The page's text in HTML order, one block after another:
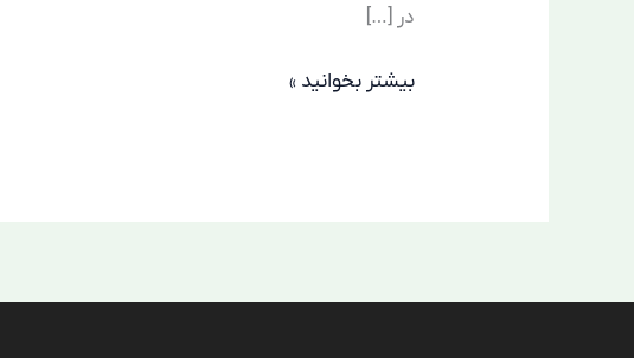
در […]
بیشتر بخوانید »